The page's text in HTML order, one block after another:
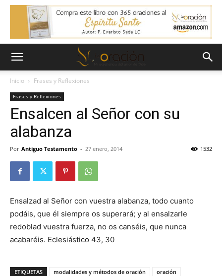
Inicio Frases y Reflexiones
Frases y Reflexiones
Ensalcen al Señor con su
alabanza
Por Antiguo Testamento - 27 enero, 2014 1532
Ensalzad al Señor con vuestra alabanza, todo cuanto
podáis, que él siempre os superará; y al ensalzarle
redoblad vuestra fuerza, no os canséis, que nunca
acabaréis. Eclesiástico 43, 30
ETIQUETAS modalidades y métodos de oración
oración